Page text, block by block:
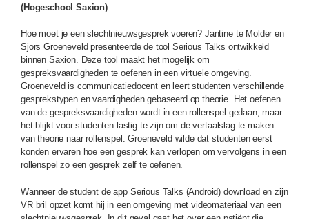
(Hogeschool Saxion)
Hoe moet je een slechtnieuwsgesprek voeren? Jantine te Molder en
Sjors Groeneveld presenteerde de tool Serious Talks ontwikkeld
binnen Saxion. Deze tool maakt het mogelijk om
gespreksvaardigheden te oefenen in een virtuele omgeving.
Groeneveld is communicatiedocent en leert studenten verschillende
gesprekstypen en vaardigheden gebaseerd op theorie. Het oefenen
van de gespreksvaardigheden wordt in een rollenspel gedaan, maar
het blijkt voor studenten lastig te zijn om de vertaalslag te maken
van theorie naar rollenspel. Groeneveld wilde dat studenten eerst
konden ervaren hoe een gesprek kan verlopen om vervolgens in een
rollenspel zo een gesprek zelf te oefenen.
Wanneer de student de app Serious Talks (Android) download en zijn
VR bril opzet komt hij in een omgeving met videomateriaal van een